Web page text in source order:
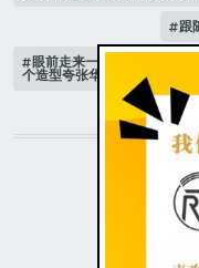
跟
眼前走来一位魔女，可爱的
个造型夸张华丽，非常特殊。
STAY